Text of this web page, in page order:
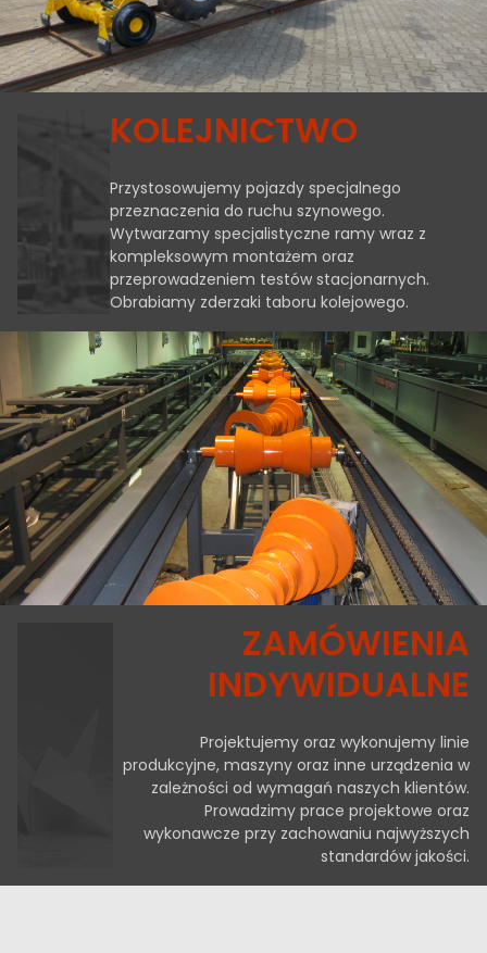
KOLEJNICTWO
Przystosowujemy pojazdy specjalnego
przeznaczenia do ruchu szynowego.
Wytwarzamy specjalistyczne ramy wraz z
kompleksowym montażem oraz
przeprowadzeniem testów stacjonarnych.
Obrabiamy zderzaki taboru kolejowego.
ZAMÓWIENIA
INDYWIDUALNE
Projektujemy oraz wykonujemy linie
produkcyjne, maszyny oraz inne urządzenia w
zależności od wymagań naszych klientów.
Prowadzimy prace projektowe oraz
wykonawcze przy zachowaniu najwyższych
standardów jakości.